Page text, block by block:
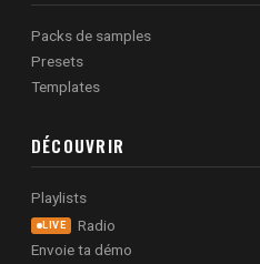
Packs de samples
Presets
Templates
DÉCOUVRIR
Playlists
LIVE
Radio
Envoie ta démo